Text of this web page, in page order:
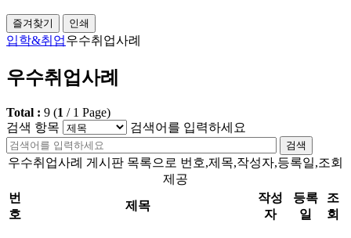
즐겨찾기 인쇄
입학&취업우수취업사례
우수취업사례
Total : 9 (1 / 1 Page)
검색 항목
검색어를 입력하세요
검색
우수취업사례 게시판 목록으로 번호,제목,작성자,등록일,조회
제공
번
호
제목
작성
자
등록
일
조
회